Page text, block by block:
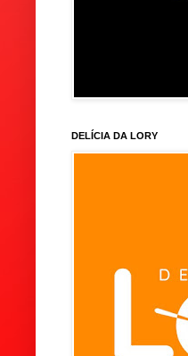
DELÍCIA DA LORY